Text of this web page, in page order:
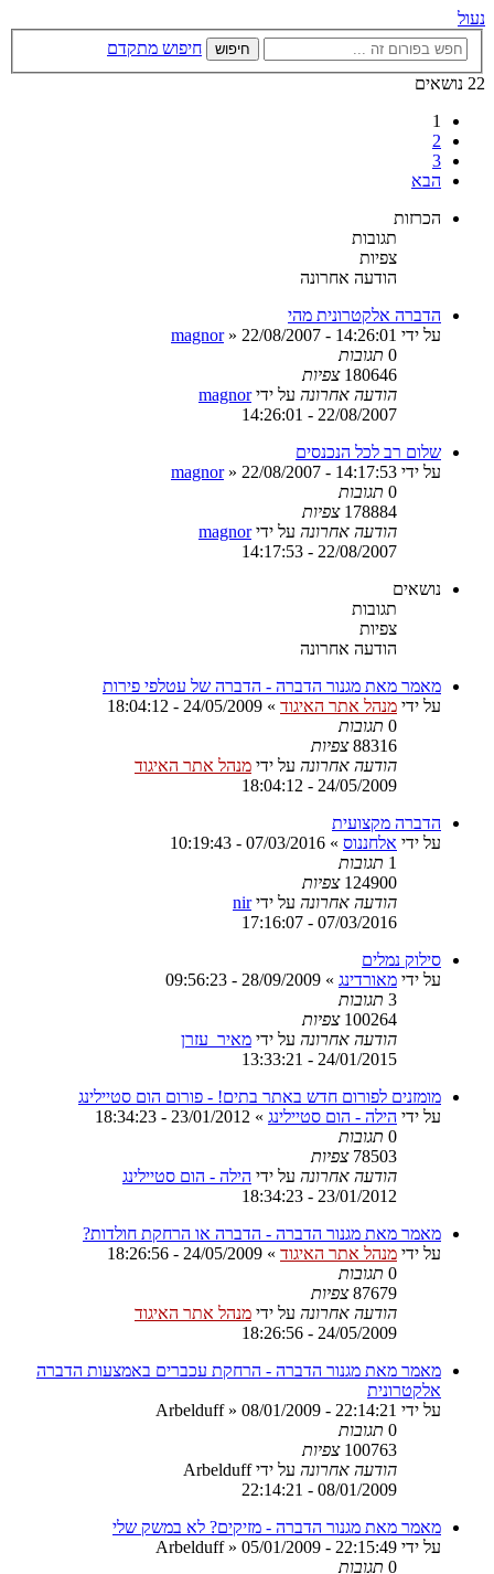
נעול
חיפוש
חיפוש מתקדם
22 נושאים
1
2
3
הבא
הכרזות
תגובות
צפיות
הודעה אחרונה
הדברה אלקטרונית מהי
על ידי
magnor» 22/08/2007 - 14:26:01
0 תגובות
180646 צפיות
הודעה אחרונה על ידיmagnor
22/08/2007 - 14:26:01
שלום רב לכל הנכנסים
על ידי
magnor» 22/08/2007 - 14:17:53
0 תגובות
178884 צפיות
הודעה אחרונה על ידיmagnor
22/08/2007 - 14:17:53
נושאים
תגובות
צפיות
הודעה אחרונה
מאמר מאת מגנור הדברה - הדברה של עטלפי פירות
על ידי מנהל אתר האיגוד »
24/05/2009 - 18:04:12
0 תגובות
88316 צפיות
הודעה אחרונה על ידי מנהל אתר האיגוד
24/05/2009 - 18:04:12
הדברה מקצועית
על ידי אלחננוס »
07/03/2016 - 10:19:43
1 תגובות
124900 צפיות
הודעה אחרונה על ידיnir
07/03/2016 - 17:16:07
סילוק נמלים
על ידי מאורדינג »
28/09/2009 - 09:56:23
3 תגובות
100264 צפיות
הודעה אחרונה על ידי מאיר_עזרן
24/01/2015 - 13:33:21
מומזנים לפורום חדש באתר בתים! - פורום הום סטיילינג
על ידי הילה - הום סטיילינג »
23/01/2012 - 18:34:23
0 תגובות
78503 צפיות
הודעה אחרונה על ידי הילה - הום סטיילינג
23/01/2012 - 18:34:23
מאמר מאת מגנור הדברה - הדברה או הרחקת חולדות?
על ידי מנהל אתר האיגוד »
24/05/2009 - 18:26:56
0 תגובות
87679 צפיות
הודעה אחרונה על ידי מנהל אתר האיגוד
24/05/2009 - 18:26:56
מאמר מאת מגנור הדברה - הרחקת עכברים באמצעות הדברה
אלקטרונית
על ידי
Arbelduff» 08/01/2009 - 22:14:21
0 תגובות
100763 צפיות
הודעה אחרונה על ידיArbelduff
08/01/2009 - 22:14:21
מאמר מאת מגנור הדברה - מזיקים? לא במשק שלי
על ידי
Arbelduff» 05/01/2009 - 22:15:49
0 תגובות